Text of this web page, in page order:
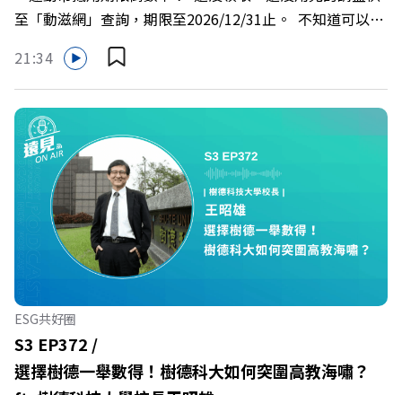
優惠>>>https://gvmkt.pse.is/9e5pbz✨關注《遠見》更多
的社群：LINE：https://reurl.cc/A4ELQpIG：
https://bit.ly/3AjBWNVYT：https://bit.ly/38jNi9k
至「動滋網」查詢，期限至2026/12/31止。 不知道可以在
哪裡使用嗎？ 上「動滋網」【合作店家】專區，全台五千
多家合作業者任你選，馬上來找適用地點！ ➡️
https://fstry.pse.is/9epct2 —— 以上為 FMTaiwan 與
Firstory Podcast 廣告 —— 你常在職場中感到焦慮、害怕
犯錯，甚至覺得自己正遭受不友善的對待或霸凌嗎？當工作
中的人際摩擦、怕輸怕失敗的緊繃感成為日常，我們不能只
是委屈討好或一味逃避，更需要學會看透人際互動底層的
「職場冰山」。 本集《遠見 ON AIR》邀請到薩提爾模式溝
通引導師、天下文化新書《透視職場冰山》作者李崇義與謝
佳芸老師，帶你透過「冰山理論」拆解職場上的對立與衝
突，學會用「好奇」代替「批判」。即使在變動快速的AI時
代，也能幫自己打造不被成敗輕易定義的強韌自我。 🔺 職
場衝突與霸凌從何而來？🔺 如何用「冰山對話」看穿主管
焦慮，將對立化為合作？🔺 怎麼做到「好奇少一點、批判
少一點」？🔺 面對AI時代的職涯焦慮，如何把自我價值打
21:34
ESG共好圈
S3 EP372 /
選擇樹德一舉數得！樹德科大如何突圍高教海嘯？